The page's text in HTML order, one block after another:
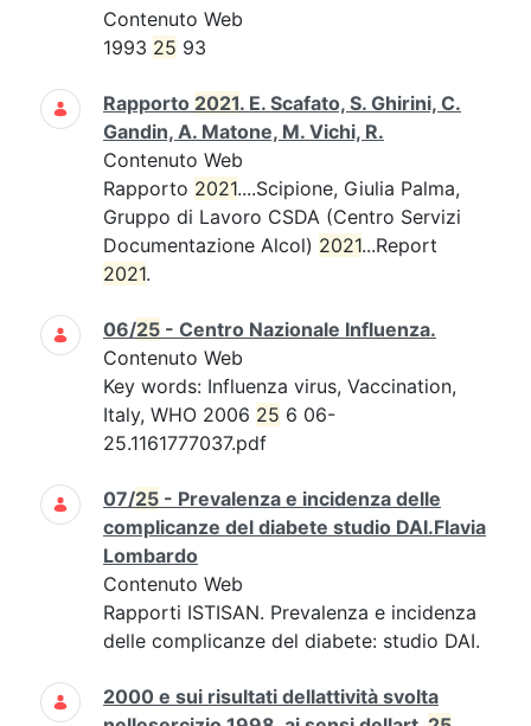
Contenuto Web
1993 25 93
Rapporto 2021. E. Scafato, S. Ghirini, C.
Gandin, A. Matone, M. Vichi, R.
Contenuto Web
Rapporto 2021....Scipione, Giulia Palma,
Gruppo di Lavoro CSDA (Centro Servizi
Documentazione Alcol) 2021...Report
2021.
06/25 - Centro Nazionale Influenza.
Contenuto Web
Key words: Influenza virus, Vaccination,
Italy, WHO 2006 25 6 06-
25.1161777037.pdf
07/25 - Prevalenza e incidenza delle
complicanze del diabete studio DAI.Flavia
Lombardo
Contenuto Web
Rapporti ISTISAN. Prevalenza e incidenza
delle complicanze del diabete: studio DAI.
2000 e sui risultati dellattività svolta